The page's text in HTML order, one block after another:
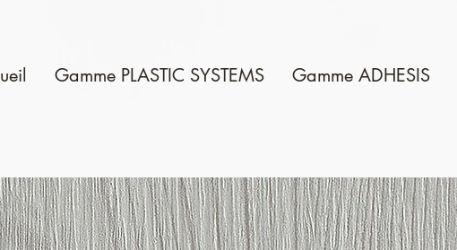
Gamme PLASTIC SYSTEMS Gamme ADHESIS